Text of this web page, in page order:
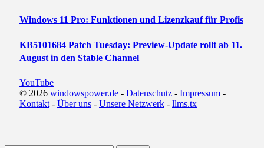
Windows 11 Pro: Funktionen und Lizenzkauf für Profis
KB5101684 Patch Tuesday: Preview-Update rollt ab 11.
August in den Stable Channel
YouTube
© 2026 windowspower.de - Datenschutz - Impressum -
Kontakt - Über uns - Unsere Netzwerk - llms.tx